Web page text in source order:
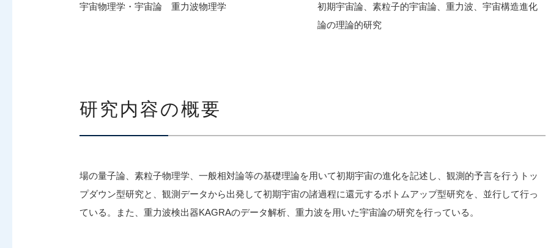
宇宙物理学・宇宙論 重力波物理学
初期宇宙論、素粒子的宇宙論、重力波、宇宙構造進化
論の理論的研究
研究内容の概要
場の量子論、素粒子物理学、一般相対論等の基礎理論を用いて初期宇宙の進化を記述し、観測的予言を行うトッ
プダウン型研究と、観測データから出発して初期宇宙の諸過程に還元するボトムアップ型研究を、並行して行っ
ている。また、重力波検出器KAGRAのデータ解析、重力波を用いた宇宙論の研究を行っている。